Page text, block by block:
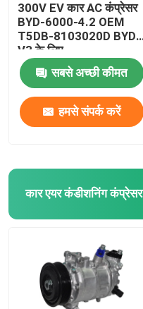
एसी क्लच कॉइल
कार एसी विस्तार वाल्व
300V EV कार AC कंप्रेसर
BYD-6000-4.2 OEM
T5DB-8103020D BYD
V3 के लिए
सबसे अच्छी कीमत
हमसे संपर्क करें
कार एयर कंडीशनिंग कंप्रेसर